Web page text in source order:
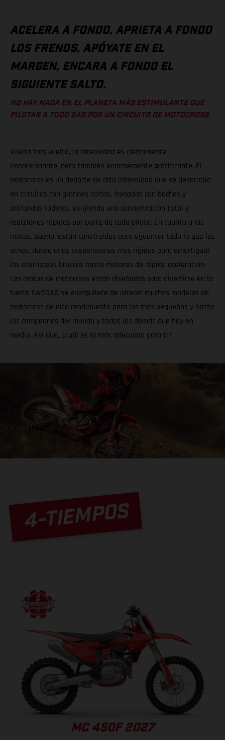
ACELERA A FONDO, APRIETA A FONDO
LOS FRENOS, APÓYATE EN EL
MARGEN, ENCARA A FONDO EL
SIGUIENTE SALTO.
NO HAY NADA EN EL PLANETA MÁS ESTIMULANTE QUE
PILOTAR A TODO GAS POR UN CIRCUITO DE MOTOCROSS.
Vuelta tras vuelta, la intensidad es ciertamente
impresionante, pero también enormemente gratificante. El
motocross es un deporte de alta intensidad que se desarrolla
en circuitos con grandes saltos, frenadas con baches y
profundas roderas, exigiendo una concentración total y
reacciones rápidas por parte de cada piloto. En cuanto a las
motos, bueno, están construidas para aguantar todo lo que les
eches, desde unas suspensiones más rígidas para amortiguar
los aterrizajes bruscos hasta motores de rápida aceleración.
Las motos de motocross están diseñadas para divertirse en la
tierra. GASGAS se enorgullece de ofrecer muchos modelos de
motocross de alto rendimiento para los más pequeños y hasta
los campeones del mundo y todos los demás que hay en
medio. Así que, ¿cuál es la más adecuada para ti?
4-TIEMPOS
MC 450F 2027